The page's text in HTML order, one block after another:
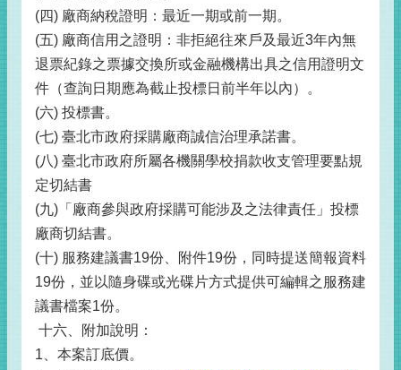
(四) 廠商納稅證明：最近一期或前一期。
(五) 廠商信用之證明：非拒絕往來戶及最近3年內無
退票紀錄之票據交換所或金融機構出具之信用證明文
件（查詢日期應為截止投標日前半年以內）。
(六) 投標書。
(七) 臺北市政府採購廠商誠信治理承諾書。
(八) 臺北市政府所屬各機關學校捐款收支管理要點規
定切結書
(九)「廠商參與政府採購可能涉及之法律責任」投標
廠商切結書。
(十) 服務建議書19份、附件19份，同時提送簡報資料
19份，並以隨身碟或光碟片方式提供可編輯之服務建
議書檔案1份。
十六、附加說明：
1、本案訂底價。